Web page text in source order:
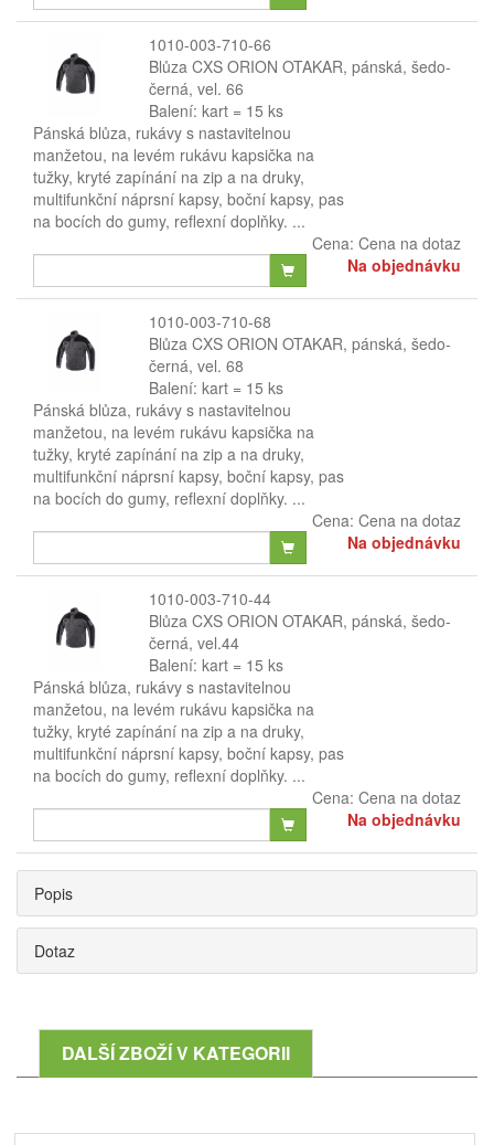
1010-003-710-66
Blůza CXS ORION OTAKAR, pánská, šedo-
černá, vel. 66
Balení: kart = 15 ks
Pánská blůza, rukávy s nastavitelnou
manžetou, na levém rukávu kapsička na
tužky, kryté zapínání na zip a na druky,
multifunkční náprsní kapsy, boční kapsy, pas
na bocích do gumy, reflexní doplňky. ...
Cena: Cena na dotaz
Na objednávku
1010-003-710-68
Blůza CXS ORION OTAKAR, pánská, šedo-
černá, vel. 68
Balení: kart = 15 ks
Pánská blůza, rukávy s nastavitelnou
manžetou, na levém rukávu kapsička na
tužky, kryté zapínání na zip a na druky,
multifunkční náprsní kapsy, boční kapsy, pas
na bocích do gumy, reflexní doplňky. ...
Cena: Cena na dotaz
Na objednávku
1010-003-710-44
Blůza CXS ORION OTAKAR, pánská, šedo-
černá, vel.44
Balení: kart = 15 ks
Pánská blůza, rukávy s nastavitelnou
manžetou, na levém rukávu kapsička na
tužky, kryté zapínání na zip a na druky,
multifunkční náprsní kapsy, boční kapsy, pas
na bocích do gumy, reflexní doplňky. ...
Cena: Cena na dotaz
Na objednávku
Popis
Dotaz
DALŠÍ ZBOŽÍ V KATEGORII